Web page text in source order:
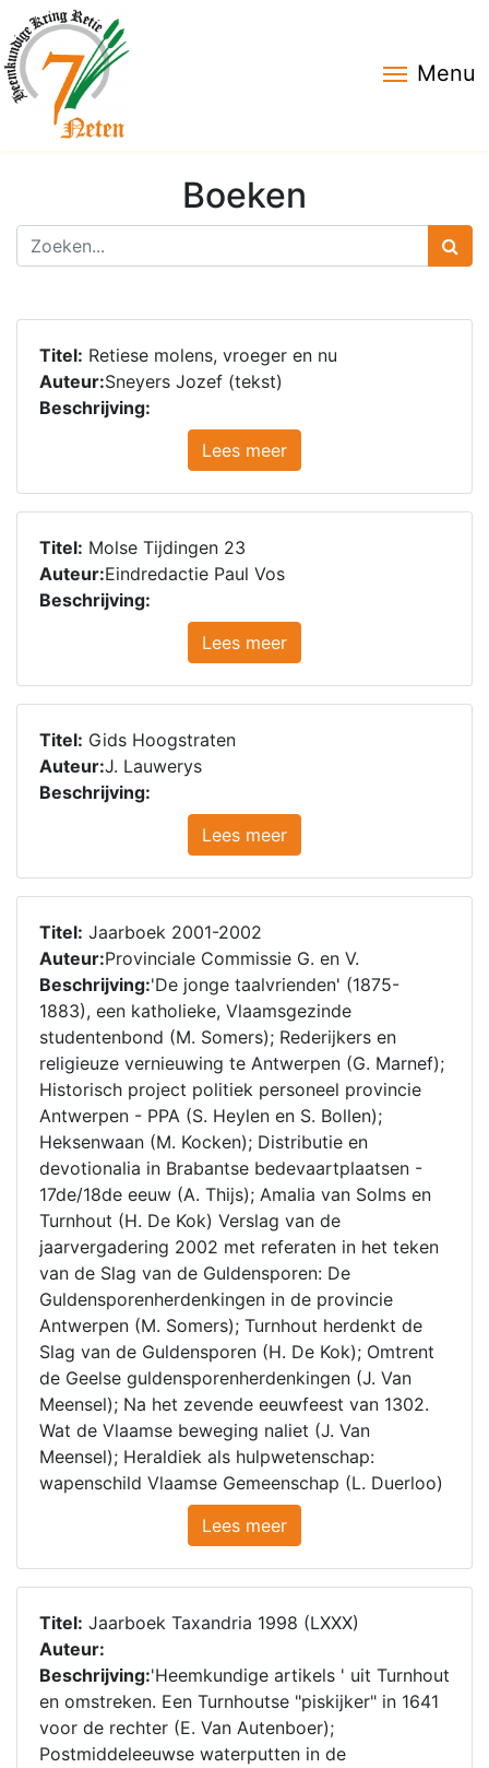
Menu
Boeken
Titel: Retiese molens, vroeger en nu
Auteur:Sneyers Jozef (tekst)
Beschrijving:
Lees meer
Titel: Molse Tijdingen 23
Auteur:Eindredactie Paul Vos
Beschrijving:
Lees meer
Titel: Gids Hoogstraten
Auteur:J. Lauwerys
Beschrijving:
Lees meer
Titel: Jaarboek 2001-2002
Auteur:Provinciale Commissie G. en V.
Beschrijving:'De jonge taalvrienden' (1875-
1883), een katholieke, Vlaamsgezinde
studentenbond (M. Somers); Rederijkers en
religieuze vernieuwing te Antwerpen (G. Marnef);
Historisch project politiek personeel provincie
Antwerpen - PPA (S. Heylen en S. Bollen);
Heksenwaan (M. Kocken); Distributie en
devotionalia in Brabantse bedevaartplaatsen -
17de/18de eeuw (A. Thijs); Amalia van Solms en
Turnhout (H. De Kok) Verslag van de
jaarvergadering 2002 met referaten in het teken
van de Slag van de Guldensporen: De
Guldensporenherdenkingen in de provincie
Antwerpen (M. Somers); Turnhout herdenkt de
Slag van de Guldensporen (H. De Kok); Omtrent
de Geelse guldensporenherdenkingen (J. Van
Meensel); Na het zevende eeuwfeest van 1302.
Wat de Vlaamse beweging naliet (J. Van
Meensel); Heraldiek als hulpwetenschap:
wapenschild Vlaamse Gemeenschap (L. Duerloo)
Lees meer
Titel: Jaarboek Taxandria 1998 (LXXX)
Auteur:
Beschrijving:'Heemkundige artikels ' uit Turnhout
en omstreken. Een Turnhoutse "piskijker" in 1641
voor de rechter (E. Van Autenboer);
Postmiddeleeuwse waterputten in de